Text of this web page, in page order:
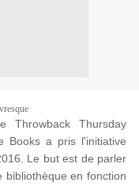
Thursday
Books a pris l'initiative
Le but est de parler
en fonction